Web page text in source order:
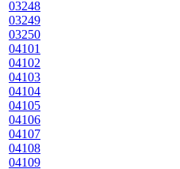
03248
03249
03250
04101
04102
04103
04104
04105
04106
04107
04108
04109